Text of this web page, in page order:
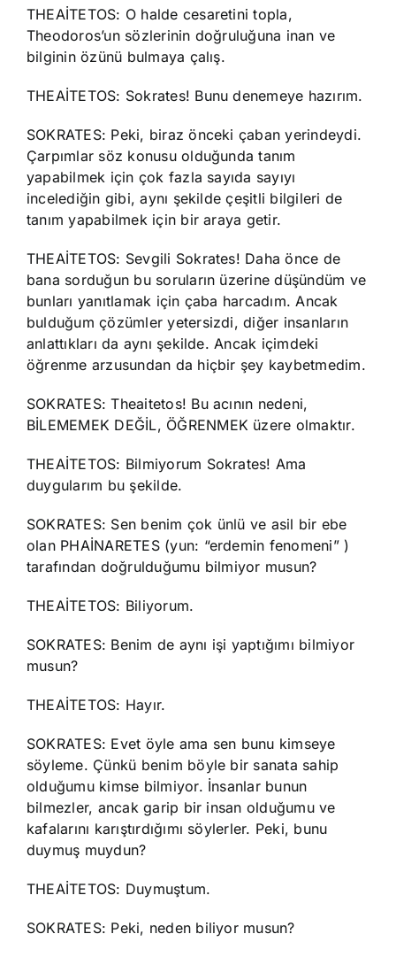
THEAİTETOS: O halde cesaretini topla,
Theodoros’un sözlerinin doğruluğuna inan ve
bilginin özünü bulmaya çalış.
THEAİTETOS: Sokrates! Bunu denemeye hazırım.
SOKRATES: Peki, biraz önceki çaban yerindeydi.
Çarpımlar söz konusu olduğunda tanım
yapabilmek için çok fazla sayıda sayıyı
incelediğin gibi, aynı şekilde çeşitli bilgileri de
tanım yapabilmek için bir araya getir.
THEAİTETOS: Sevgili Sokrates! Daha önce de
bana sorduğun bu soruların üzerine düşündüm ve
bunları yanıtlamak için çaba harcadım. Ancak
bulduğum çözümler yetersizdi, diğer insanların
anlattıkları da aynı şekilde. Ancak içimdeki
öğrenme arzusundan da hiçbir şey kaybetmedim.
SOKRATES: Theaitetos! Bu acının nedeni,
BİLEMEMEK DEĞİL, ÖĞRENMEK üzere olmaktır.
THEAİTETOS: Bilmiyorum Sokrates! Ama
duygularım bu şekilde.
SOKRATES: Sen benim çok ünlü ve asil bir ebe
olan PHAİNARETES (yun: “erdemin fenomeni” )
tarafından doğrulduğumu bilmiyor musun?
THEAİTETOS: Biliyorum.
SOKRATES: Benim de aynı işi yaptığımı bilmiyor
musun?
THEAİTETOS: Hayır.
SOKRATES: Evet öyle ama sen bunu kimseye
söyleme. Çünkü benim böyle bir sanata sahip
olduğumu kimse bilmiyor. İnsanlar bunun
bilmezler, ancak garip bir insan olduğumu ve
kafalarını karıştırdığımı söylerler. Peki, bunu
duymuş muydun?
THEAİTETOS: Duymuştum.
SOKRATES: Peki, neden biliyor musun?